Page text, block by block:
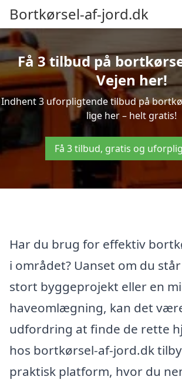
Bortkørsel-af-jord.dk
Få 3 tilbud på
Vejen her!
Indhent 3 uforpligtende tilbud på
lige her – helt gratis!
Få 3 tilbud, gratis og
Har du brug for effektiv
i området? Uanset om du
stort byggeprojekt eller en
haveomlægning, kan det
udfordring at finde de rette
hos bortkørsel-af-jord.dk
praktisk platform, hvor du